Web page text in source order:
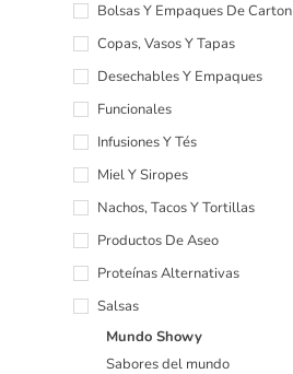
Bolsas Y Empaques De Carton
Copas, Vasos Y Tapas
Desechables Y Empaques
Funcionales
Infusiones Y Tés
Miel Y Siropes
Nachos, Tacos Y Tortillas
Productos De Aseo
Proteínas Alternativas
Salsas
Mundo Showy
Sabores del mundo